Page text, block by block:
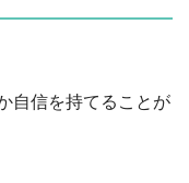
自信を持てることが